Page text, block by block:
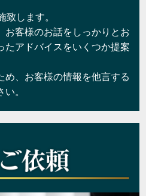
致します。
お客様のお話をしっかりとお
たアドバイスをいくつか提案
め、お客様の情報を他言する
。